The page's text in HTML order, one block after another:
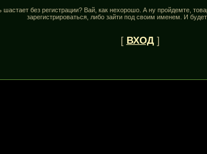
шастает без регистрации? Вай, как нехорошо. А ну пройдемте,
зарегистрироваться, либо зайти под своим именем. И будет
[ ВХОД]